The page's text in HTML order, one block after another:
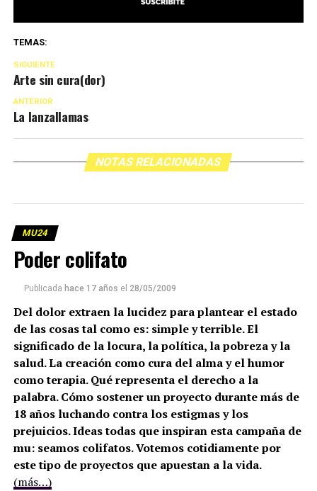
TEMAS:
SIGUIENTE
Arte sin cura(dor)
ANTERIOR
La lanzallamas
NOTAS RELACIONADAS
MU24
Poder colifato
Publicada hace 17 años el 28/05/2009
Del dolor extraen la lucidez para plantear el estado
de las cosas tal como es: simple y terrible. El
significado de la locura, la política, la pobreza y la
salud. La creación como cura del alma y el humor
como terapia. Qué representa el derecho a la
palabra. Cómo sostener un proyecto durante más de
18 años luchando contra los estigmas y los
prejuicios. Ideas todas que inspiran esta campaña de
mu: seamos colifatos. Votemos cotidiamente por
este tipo de proyectos que apuestan a la vida.
(más…)